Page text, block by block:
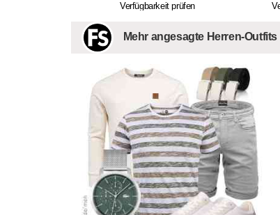
Verfügbarkeit prüfen
Mehr angesagte Herren-Outfits